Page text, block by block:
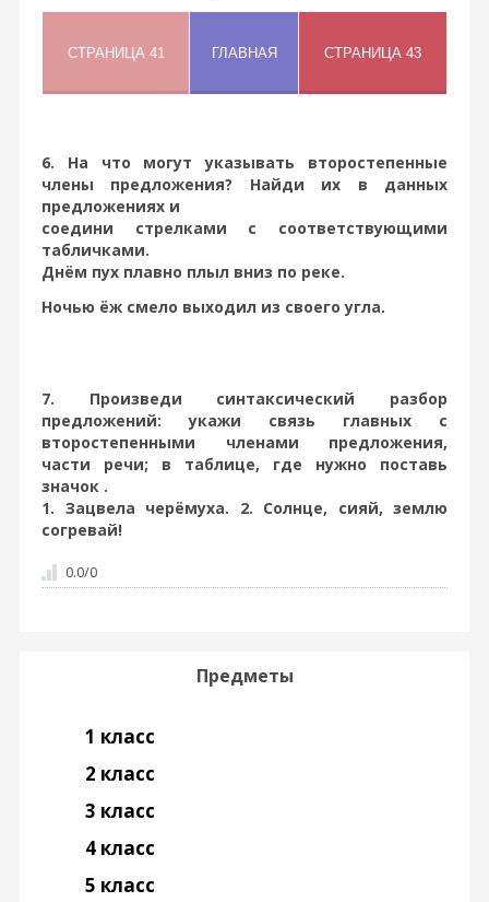
6. На что могут указывать второстепенные
члены предложения? Найди их в данных
предложениях и
соедини стрелками с соответствующими
табличками.
Днём пух плавно плыл вниз по реке.
Ночью ёж смело выходил из своего угла.
7. Произведи синтаксический разбор
предложений: укажи связь главных с
второстепенными членами предложения,
части речи; в таблице, где нужно поставь
значок .
1. Зацвела черёмуха. 2. Солнце, сияй, землю
согревай!
0.0/0
Предметы
1 класс
2 класс
3 класс
4 класс
5 класс